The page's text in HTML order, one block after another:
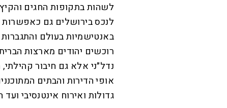
לשהות בתקופות החגים
לנכס בירושלים גם כאפשרות
באנטישמיות בעולם
רוכשים יהודים מארצות
נדל״ני אלא גם חיבור
אופי הדירות והבתים
גדולות ואירוח אינטנסיבי